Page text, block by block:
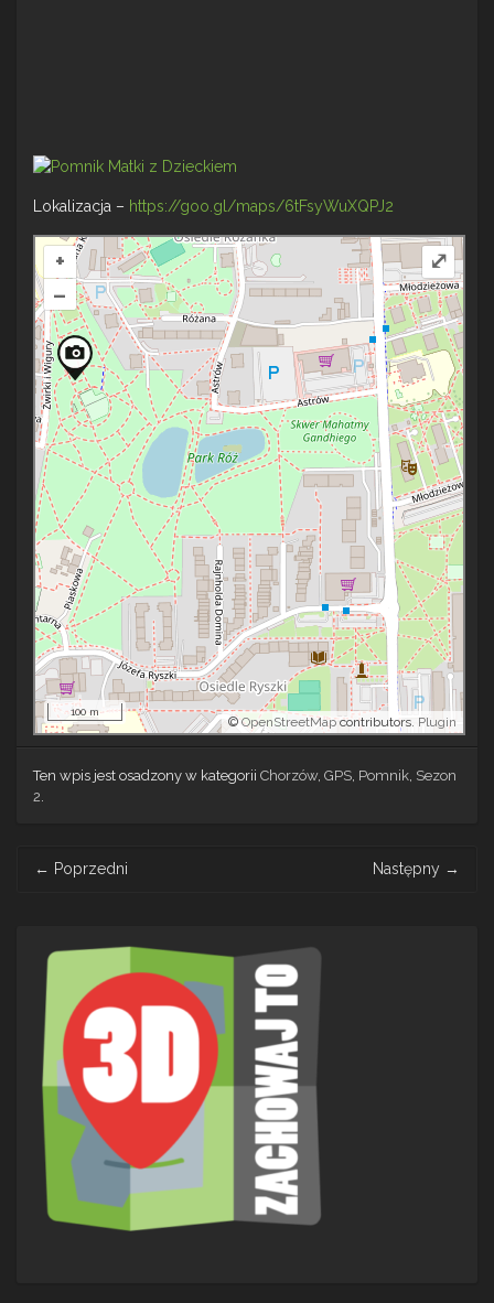
Lokalizacja – https://goo.gl/maps/6tFsyWuXQPJ2
+
–
©OpenStreetMapcontributors. Plugin
100 m
⤢
Ten wpis jest osadzony w kategorii Chorzów, GPS Pomnik Sezon
2
navigation
← Poprzedni Następny →